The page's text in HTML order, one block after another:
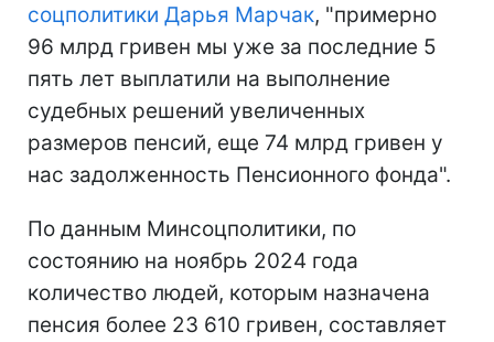
соцполитики Дарья Марчак, "примерно
96 млрд гривен мы уже за последние 5
пять лет выплатили на выполнение
судебных решений увеличенных
размеров пенсий, еще 74 млрд гривен у
нас задолженность Пенсионного фонда".
По данным Минсоцполитики, по
состоянию на ноябрь 2024 года
количество людей, которым назначена
пенсия более 23 610 гривен, составляет